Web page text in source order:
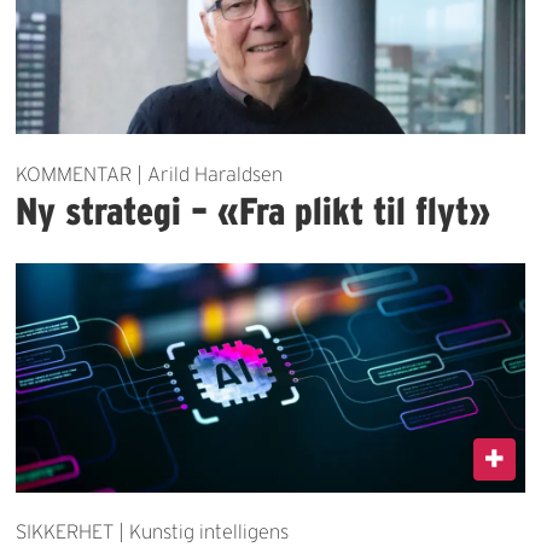
KOMMENTAR | Arild Haraldsen
Ny strategi – «Fra plikt til flyt»
SIKKERHET | Kunstig intelligens